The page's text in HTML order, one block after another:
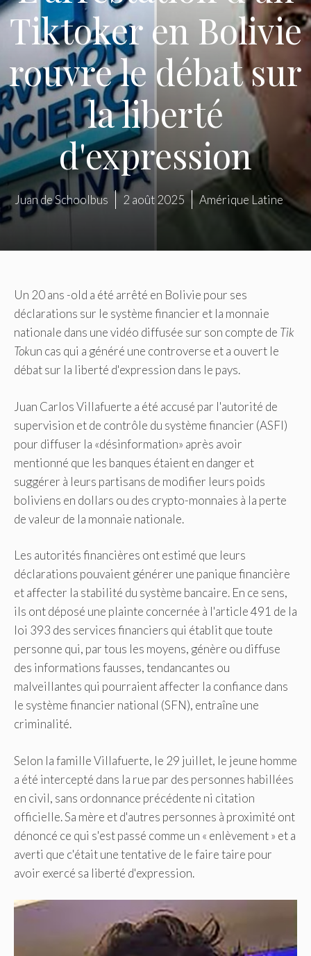
Tiktoker en Bolivie
rouvre le débat sur
la liberté
d'expression
Juan de Schoolbus 2 août 2025 Amérique Latine
Un 20 ans -old a été arrêté en Bolivie pour ses
déclarations sur le système financier et la monnaie
nationale dans une vidéo diffusée sur son compte de Tik
Tokun cas qui a généré une controverse et a ouvert le
débat sur la liberté d'expression dans le pays.
Juan Carlos Villafuerte a été accusé par l'autorité de
supervision et de contrôle du système financier (ASFI)
pour diffuser la «désinformation» après avoir
mentionné que les banques étaient en danger et
suggérer à leurs partisans de modifier leurs poids
boliviens en dollars ou des crypto-monnaies à la perte
de valeur de la monnaie nationale.
Les autorités financières ont estimé que leurs
déclarations pouvaient générer une panique financière
et affecter la stabilité du système bancaire. En ce sens,
ils ont déposé une plainte concernée à l'article 491 de la
loi 393 des services financiers qui établit que toute
personne qui, par tous les moyens, génère ou diffuse
des informations fausses, tendancantes ou
malveillantes qui pourraient affecter la confiance dans
le système financier national (SFN), entraîne une
criminalité.
Selon la famille Villafuerte, le 29 juillet, le jeune homme
a été intercepté dans la rue par des personnes habillées
en civil, sans ordonnance précédente ni citation
officielle. Sa mère et d'autres personnes à proximité ont
dénoncé ce qui s'est passé comme un « enlèvement » et a
averti que c'était une tentative de le faire taire pour
avoir exercé sa liberté d'expression.